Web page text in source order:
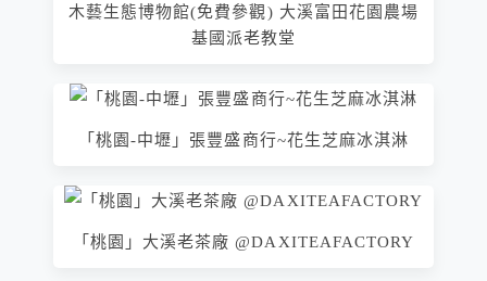
木藝生態博物館(免費參觀) 大溪富田花園農場
基國派老教堂
「桃園-中壢」張豐盛商行~花生芝麻冰淇淋
「桃園」大溪老茶廠 @DAXITEAFACTORY